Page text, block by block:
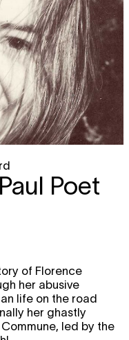
DOC
free
present
TICKET
TICKET
TICKET
Poet
of Florence
her abusive
life on the road
her ghastly
led by the